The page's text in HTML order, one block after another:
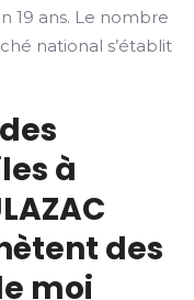
19 ans. Le nombre
national s’établit
à
des
moi